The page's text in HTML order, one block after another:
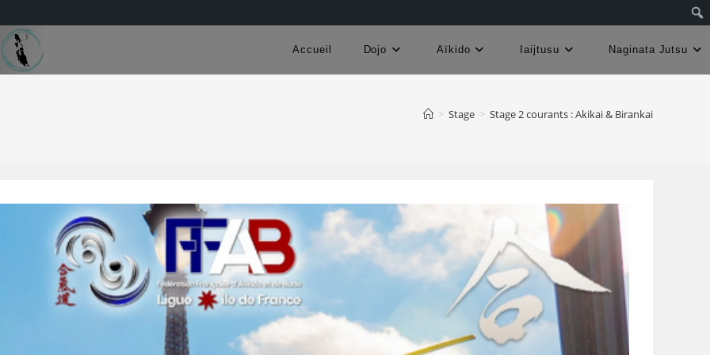
Accueil Dojo Aïkido Iaijtusu Naginata Jutsu
> Stage > Stage 2 courants : Akikai & Birankai